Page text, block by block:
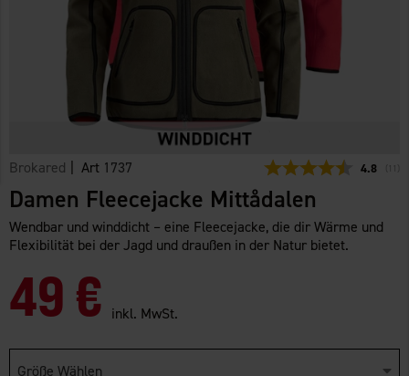
Brokared | Art 1737 4.8 11
Damen Fleecejacke Mittådalen
Wendbar und winddicht – eine Fleecejacke, die dir Wärme und
Flexibilität bei der Jagd und draußen in der Natur bietet.
49 € inkl. MwSt.
Größe Wählen